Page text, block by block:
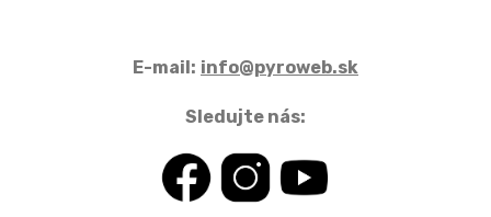
E-mail: info@pyroweb.sk
Sledujte nás: